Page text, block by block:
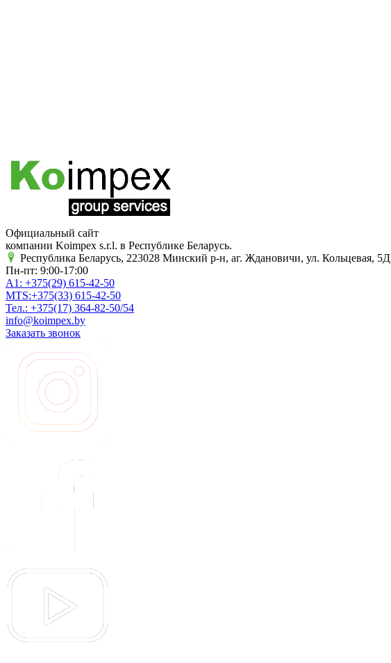
Официальный сайт
компании Koimpex s.r.l. в Республике Беларусь.
Республика Беларусь, 223028 Минский р-н, аг. Ждановичи, ул. Кольцевая, 5Д
Пн-пт: 9:00-17:00
A1: +375(29) 615-42-50
MTS:+375(33) 615-42-50
Тел.: +375(17) 364-82-50/54
info@koimpex.by
Заказать звонок